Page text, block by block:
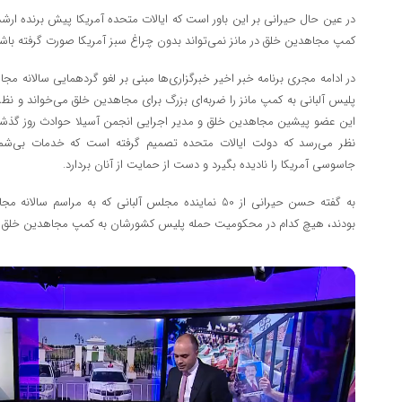
در عین حال حیرانی بر این باور است که ایالات متحده آمریکا پیش برنده
کمپ مجاهدین خلق در مانز نمی‌تواند بدون چراغ سبز آمریکا صورت گرفته
در ادامه مجری برنامه خبر اخیر خبرگزاری‌ها مبنی بر لغو گردهمایی سالانه
پلیس آلبانی به کمپ مانز را ضربه‌ای بزرگ برای مجاهدین خلق می‌خواند و
این عضو پیشین مجاهدین خلق و مدیر اجرایی انجمن آسیلا حوادث روز
نظر می‌رسد که دولت ایالات متحده تصمیم گرفته است که خدمات
جاسوسی آمریکا را نادیده بگیرد و دست از حمایت از آنان بردارد.
به گفته حسن حیرانی از 50 نماینده مجلس آلبانی که به
بودند، هیچ کدام در محکومیت حمله پلیس کشورشان به کمپ مجاهدین خلق